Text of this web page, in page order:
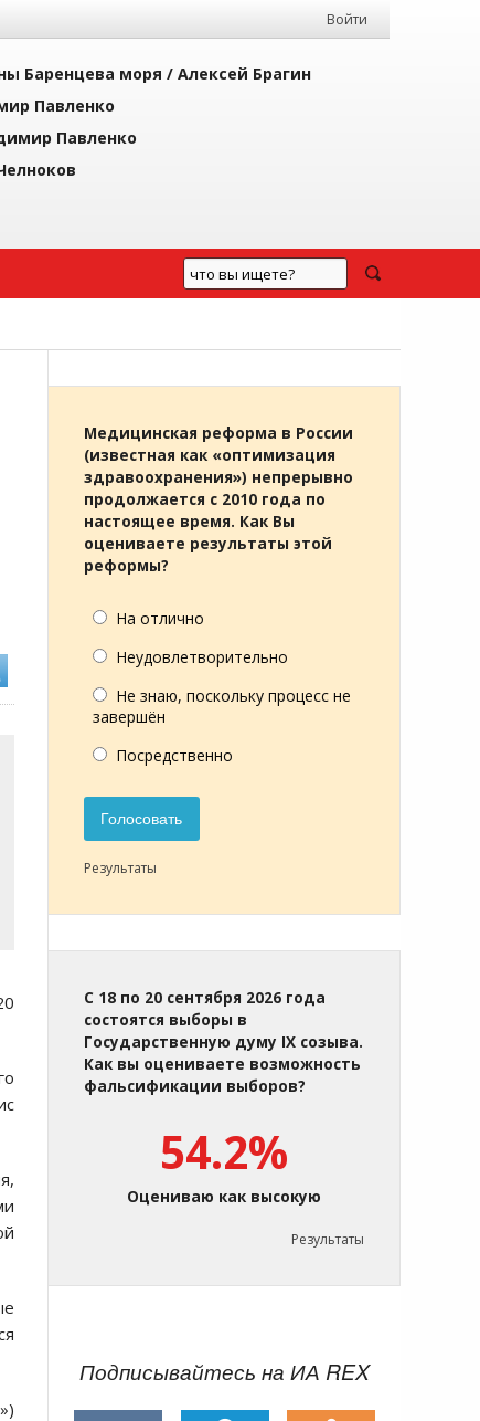
Войти
Баренцева моря / Алексей Брагин
Павленко
Павленко
Медицинская реформа в России
(известная как «оптимизация
здравоохранения») непрерывно
продолжается с 2010 года по
настоящее время. Как Вы
оцениваете результаты этой
реформы?
На отлично
Неудовлетворительно
Не знаю, поскольку процесс не
завершён
Посредственно
Голосовать
Результаты
С 18 по 20 сентября 2026 года
состоятся выборы в
Государственную думу IX созыва.
Как вы оцениваете возможность
фальсификации выборов?
54.2%
Оцениваю как высокую
Результаты
Подписывайтесь на ИА REX